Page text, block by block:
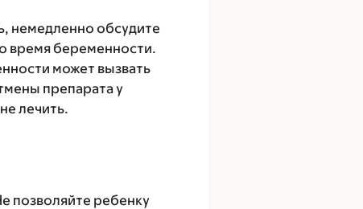
немедленно обсудите
время беременности.
может вызвать
препарата у
лечить.
позволяйте ребенку